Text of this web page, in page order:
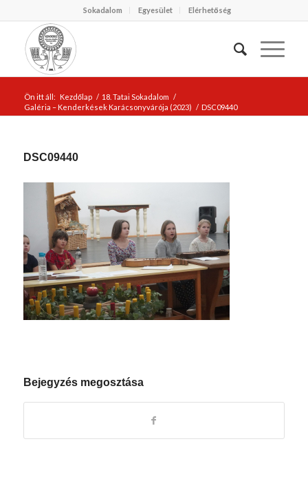
Sokadalom Egyesület Elérhetőség
Ön itt áll: Kezdőlap / 18. Tatai Sokadalom /
Galéria – Kenderkések Karácsonyvárója (2023) / DSC09440
DSC09440
Bejegyzés megosztása